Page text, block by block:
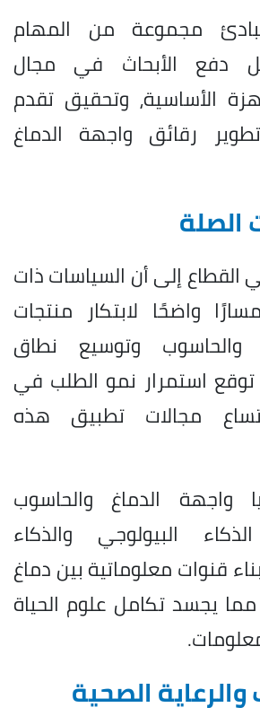
مجموعة من المهام
دفع الأبحاث في مجال
الأساسية، وتحقيق تقدم
رقائق واجهة الدماغ
الصلة
القطاع إلى أن السياسات ذات
واضحًا لابتكار منتجات
والحاسوب وتوسيع نطاق
استمرار نمو الطلب في
مجالات تطبيق هذه
واجهة الدماغ والحاسوب
البيولوجي والذكاء
قنوات معلوماتية بين دماغ
مما يجسد تكامل علوم الحياة
الصحية